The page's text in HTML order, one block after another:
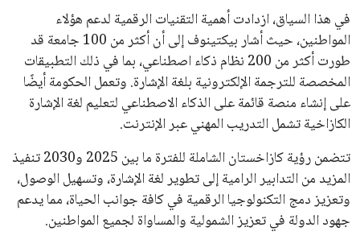
في هذا السياق، ازدادت أهمية التقنيات الرقمية لدعم هؤلاء
المواطنين، حيث أشار بيكتينوف إلى أن أكثر من 100 جامعة قد
طورت أكثر من 200 نظام ذكاء اصطناعي، بما في ذلك التطبيقات
المخصصة للترجمة الإلكترونية بلغة الإشارة. وتعمل الحكومة أيضًا
على إنشاء منصة قائمة على الذكاء الاصطناعي لتعليم لغة الإشارة
الكازاخية تشمل التدريب المهني عبر الإنترنت.
تتضمن رؤية كازاخستان الشاملة للفترة ما بين 2025 و2030 تنفيذ
المزيد من التدابير الرامية إلى تطوير لغة الإشارة، وتسهيل الوصول،
وتعزيز دمج التكنولوجيا الرقمية في كافة جوانب الحياة، مما يدعم
جهود الدولة في تعزيز الشمولية والمساواة لجميع المواطنين.